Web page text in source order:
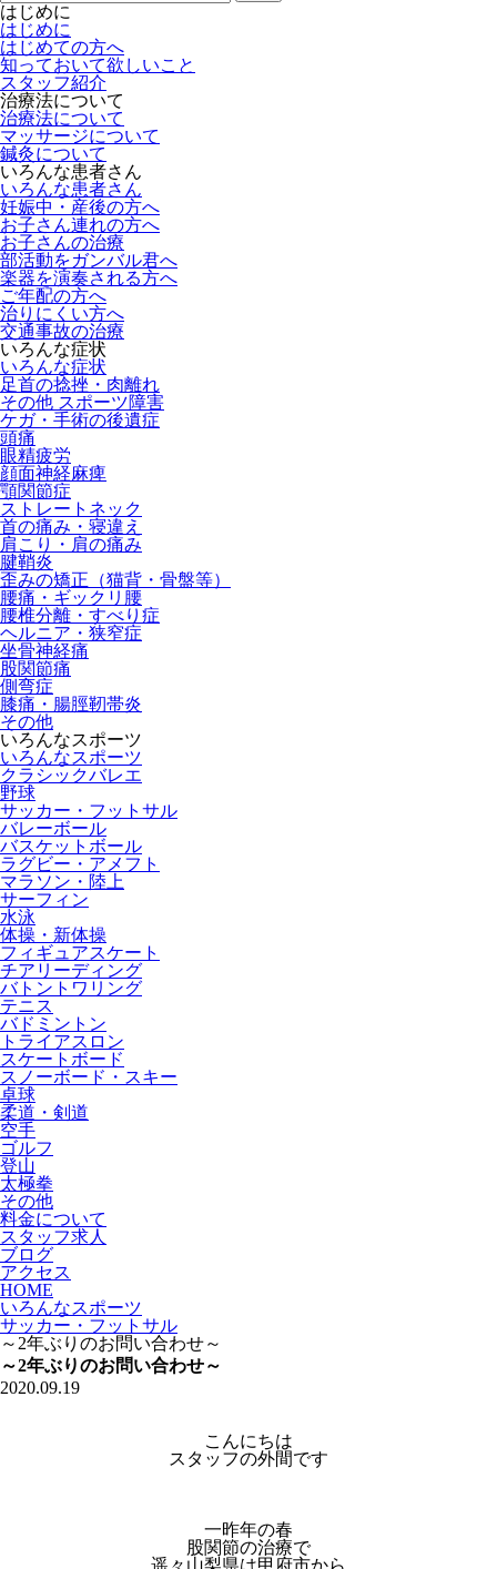
はじめに
はじめに
はじめての方へ
知っておいて欲しいこと
スタッフ紹介
治療法について
治療法について
マッサージについて
鍼灸について
いろんな患者さん
いろんな患者さん
妊娠中・産後の方へ
お子さん連れの方へ
お子さんの治療
部活動をガンバル君へ
楽器を演奏される方へ
ご年配の方へ
治りにくい方へ
交通事故の治療
いろんな症状
いろんな症状
足首の捻挫・肉離れ
その他 スポーツ障害
ケガ・手術の後遺症
頭痛
眼精疲労
顔面神経麻痺
顎関節症
ストレートネック
首の痛み・寝違え
肩こり・肩の痛み
腱鞘炎
歪みの矯正（猫背・骨盤等）
腰痛・ギックリ腰
腰椎分離・すべり症
ヘルニア・狭窄症
坐骨神経痛
股関節痛
側弯症
膝痛・腸脛靭帯炎
その他
いろんなスポーツ
いろんなスポーツ
クラシックバレエ
野球
サッカー・フットサル
バレーボール
バスケットボール
ラグビー・アメフト
マラソン・陸上
サーフィン
水泳
体操・新体操
フィギュアスケート
チアリーディング
バトントワリング
テニス
バドミントン
トライアスロン
スケートボード
スノーボード・スキー
卓球
柔道・剣道
空手
ゴルフ
登山
太極拳
その他
料金について
スタッフ求人
ブログ
アクセス
HOME
いろんなスポーツ
サッカー・フットサル
～2年ぶりのお問い合わせ～
～2年ぶりのお問い合わせ～
2020.09.19
こんにちは
スタッフの外間です
一昨年の春
股関節の治療で
遥々山梨県は甲府市から